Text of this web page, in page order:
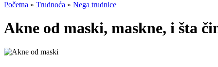
Početna » Trudnoća » Nega trudnice
Akne od maski, maskne, i šta